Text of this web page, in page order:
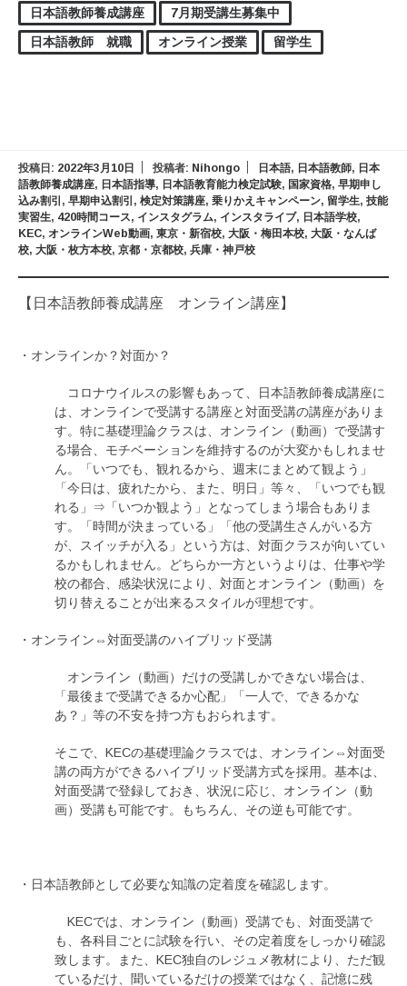
日本語教師養成講座
7月期受講生募集中
日本語教師 就職
オンライン授業 留学生
投稿日: 2022年3月10日 投稿者: Nihongo 日本語, 日本語教師, 日本
語教師養成講座, 日本語指導, 日本語教育能力検定試験, 国家資格, 早期申し
込み割引 , 早期申込割引 , 検定対策講座, 乗りかえキャンペーン, 留学生, 技能
実習生, 420時間コース, インスタグラム, インスタライブ, 日本語学校,
KEC, オンラインWeb動画, 東京・新宿校, 大阪・梅田本校, 大阪・なんば
校, 大阪・枚方本校, 京都・京都校, 兵庫・神戸校
【日本語教師養成講座 オンライン講座】
・オンラインか？対面か？
コロナウイルスの影響もあって、日本語教師養成講座に
は、オンラインで受講する講座と対面受講の講座がありま
す。特に基礎理論クラスは、オンライン（動画）で受講す
る場合、モチベーションを維持するのが大変かもしれませ
ん。「いつでも、観れるから、週末にまとめて観よう」
「今日は、疲れたから、また、明日」等々、「いつでも観
れる」⇒「いつか観よう」となってしまう場合もありま
す。「時間が決まっている」「他の受講生さんがいる方
が、スイッチが入る」という方は、対面クラスが向いてい
るかもしれません。どちらか一方というよりは、仕事や学
校の都合、感染状況により、対面とオンライン（動画）を
切り替えることが出来るスタイルが理想です。
・オンライン⇔対面受講のハイブリッド受講
オンライン（動画）だけの受講しかできない場合は、
「最後まで受講できるか心配」「一人で、できるかな
あ？」等の不安を持つ方もおられます。
そこで、KECの基礎理論クラスでは、オンライン⇔対面受
講の両方ができるハイブリッド受講方式を採用。基本は、
対面受講で登録しておき、状況に応じ、オンライン（動
画）受講も可能です。もちろん、その逆も可能です。
・日本語教師として必要な知識の定着度を確認します。
KECでは、オンライン（動画）受講でも、対面受講で
も、各科目ごとに試験を行い、その定着度をしっかり確認
致します。また、KEC独自のレジュメ教材により、ただ観
ているだけ、聞いているだけの授業ではなく、記憶に残